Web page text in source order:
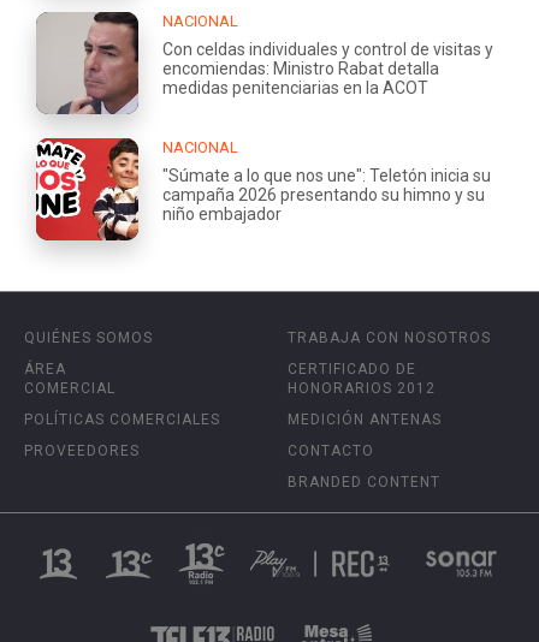
NACIONAL
Con celdas individuales y control de visitas y
encomiendas: Ministro Rabat detalla
medidas penitenciarias en la ACOT
NACIONAL
"Súmate a lo que nos une": Teletón inicia su
campaña 2026 presentando su himno y su
niño embajador
QUIÉNES SOMOS
ÁREA
COMERCIAL
POLÍTICAS COMERCIALES
PROVEEDORES
TRABAJA CON NOSOTROS
CERTIFICADO DE
HONORARIOS 2012
MEDICIÓN ANTENAS
CONTACTO
BRANDED CONTENT